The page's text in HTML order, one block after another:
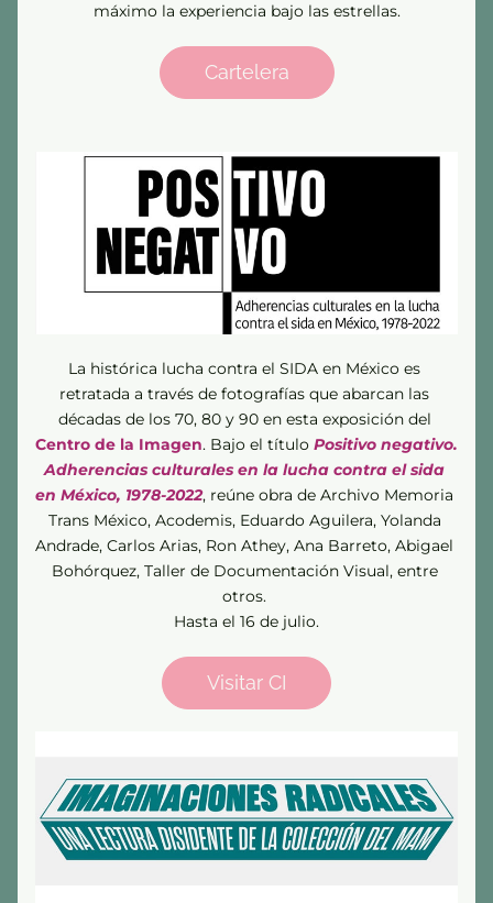
máximo la experiencia bajo las estrellas.
Cartelera
La histórica lucha contra el SIDA en México es
retratada a través de fotografías que abarcan las
Centro de la Imagen. Bajo el título Positivo negativo.
Adherencias culturales en la lucha contra el sida
en México, 1978-2022, reúne obra de Archivo Memoria
Trans México, Acodemis, Eduardo Aguilera, Yolanda
Andrade, Carlos Arias, Ron Athey, Ana Barreto, Abigael
Bohórquez, Taller de Documentación Visual, entre
otros.
Hasta el 16 de julio.
Visitar CI